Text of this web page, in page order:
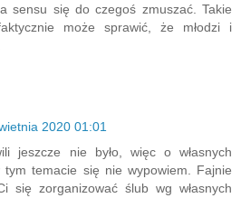
sensu się do czegoś zmuszać. Takie
faktycznie może sprawić, że młodzi i
2020 01:01
jeszcze nie było, więc o własnych
tym temacie się nie wypowiem. Fajnie
się zorganizować ślub wg własnych